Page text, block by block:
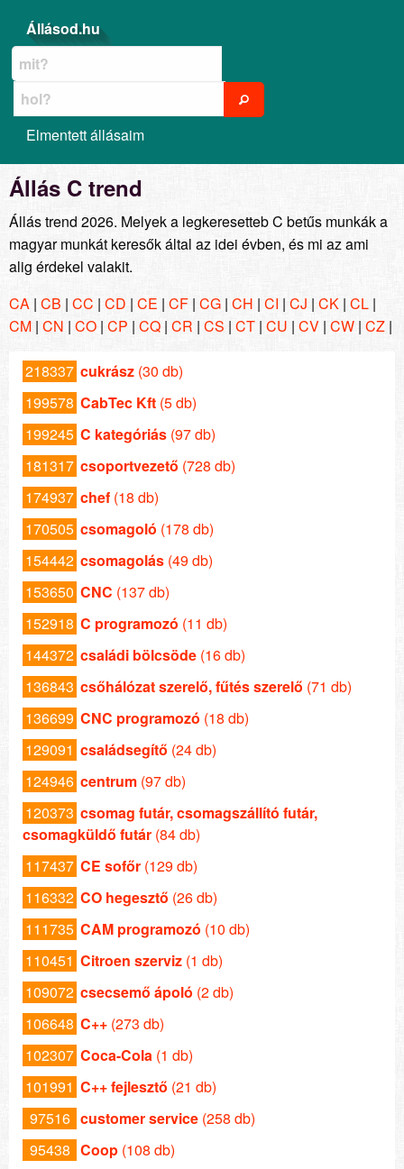
Állásod.hu
Elmentett állásaim
Állás C trend
Állás trend 2026. Melyek a legkeresetteb C betűs munkák a
magyar munkát keresők által az idei évben, és mi az ami
alig érdekel valakit.
CA | CB | CC | CD | CE | CF | CG | CH | CI | CJ | CK | CL |
CM | CN | CO | CP | CQ | CR | CS | CT | CU | CV | CW | CZ |
218337 cukrász (30 db)
199578 CabTec Kft (5 db)
199245 C kategóriás (97 db)
181317 csoportvezető (728 db)
174937 chef (18 db)
170505 csomagoló (178 db)
154442 csomagolás (49 db)
153650 CNC (137 db)
152918 C programozó (11 db)
144372 családi bölcsöde (16 db)
136843 csőhálózat szerelő, fűtés szerelő (71 db)
136699 CNC programozó (18 db)
129091 családsegítő (24 db)
124946 centrum (97 db)
120373 csomag futár, csomagszállító futár,
csomagküldő futár (84 db)
117437 CE sofőr (129 db)
116332 CO hegesztő (26 db)
111735 CAM programozó (10 db)
110451 Citroen szerviz (1 db)
109072 csecsemő ápoló (2 db)
106648 C++ (273 db)
102307 Coca-Cola (1 db)
101991 C++ fejlesztő (21 db)
97516 customer service (258 db)
95438 Coop (108 db)